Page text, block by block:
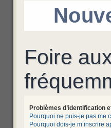
Foire
Problèmes d’identification
Pourquoi ne puis-je pas me
Pourquoi dois-je m’inscrire